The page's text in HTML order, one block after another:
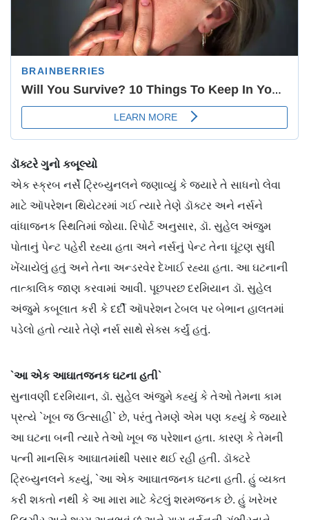
ડૉક્ટરે ગુનો કબૂલ્યો
એક સ્ક્રબ નર્સે ટ્રિબ્યુનલને જણાવ્યું કે જ્યારે તે સાધનો લેવા
માટે ઑપરેશન થિયેટરમાં ગઈ ત્યારે તેણે ડૉક્ટર અને નર્સને
વાંધાજનક સ્થિતિમાં જોયા. રિપોર્ટ અનુસાર, ડૉ. સુહેલ અંજુમ
પોતાનું પેન્ટ પહેરી રહ્યા હતા અને નર્સનું પેન્ટ તેના ઘૂંટણ સુધી
ખેંચાયેલું હતું અને તેના અન્ડરવેર દેખાઈ રહ્યા હતા. આ ઘટનાની
તાત્કાલિક જાણ કરવામાં આવી. પૂછપરછ દરમિયાન ડૉ. સુહેલ
અંજુમે કબૂલાત કરી કે દર્દી ઑપરેશન ટેબલ પર બેભાન હાલતમાં
પડેલો હતો ત્યારે તેણે નર્સ સાથે સેક્સ કર્યું હતું.
`આ એક આઘાતજનક ઘટના હતી`
સુનાવણી દરમિયાન, ડૉ. સુહેલ અંજુમે કહ્યું કે તેઓ તેમના કામ
પ્રત્યે `ખૂબ જ ઉત્સાહી` છે, પરંતુ તેમણે એમ પણ કહ્યું કે જ્યારે
આ ઘટના બની ત્યારે તેઓ ખૂબ જ પરેશાન હતા. કારણ કે તેમની
પત્ની માનસિક આઘાતમાંથી પસાર થઈ રહી હતી. ડૉક્ટરે
ટ્રિબ્યુનલને કહ્યું, `આ એક આઘાતજનક ઘટના હતી. હું વ્યક્ત
કરી શકતો નથી કે આ મારા માટે કેટલું શરમજનક છે. હું ખરેખર